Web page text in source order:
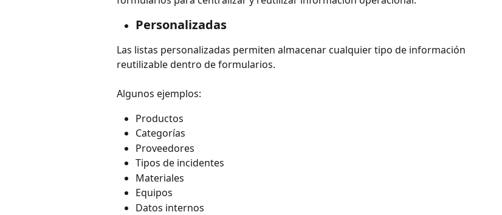
Personalizadas
Las listas personalizadas permiten almacenar cualquier tipo de información
reutilizable dentro de formularios.
Algunos ejemplos:
Productos
Categorías
Proveedores
Tipos de incidentes
Materiales
Equipos
Datos internos